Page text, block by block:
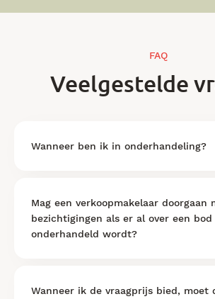
FAQ
Veelgestelde
Wanneer ben ik in onderhandeling?
Mag een verkoopmakelaar doorgaan
bezichtigingen als er al over een bod
onderhandeld wordt?
Wanneer ik de vraagprijs bied, moet